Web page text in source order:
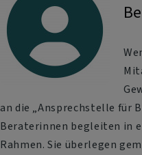
an die „Ansprechstelle für
Beraterinnen begleiten in
Rahmen. Sie überlegen